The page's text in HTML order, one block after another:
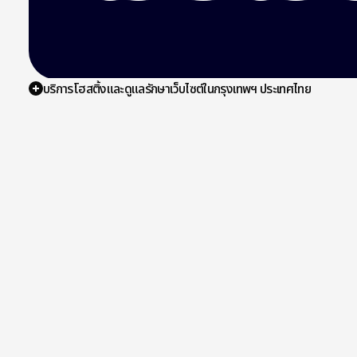
บริการโฮสติ้งและดูแลรักษาเว็บไซต์ในกรุงเทพฯ ประเทศไทย